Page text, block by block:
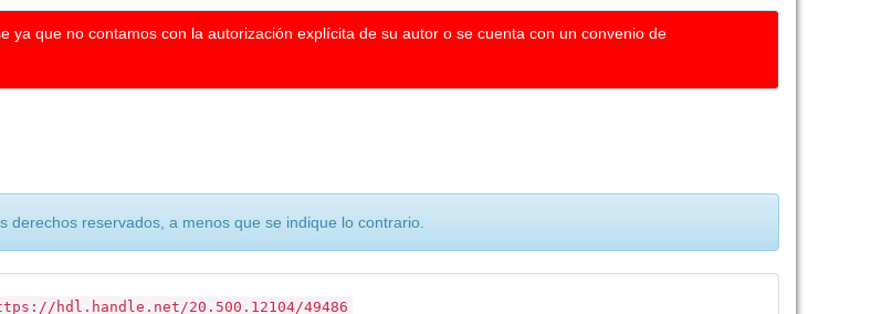
ya que no contamos con la autorización explícita de su autor o se cuenta con un convenio de
reservados, a menos que se indique lo contrario.
hdl.handle.net/20.500.12104/49486